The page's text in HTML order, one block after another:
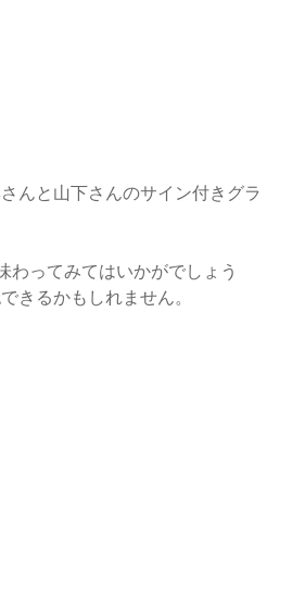
んと山下さんのサイン付きグラ
ってみてはいかがでしょう
きるかもしれません。